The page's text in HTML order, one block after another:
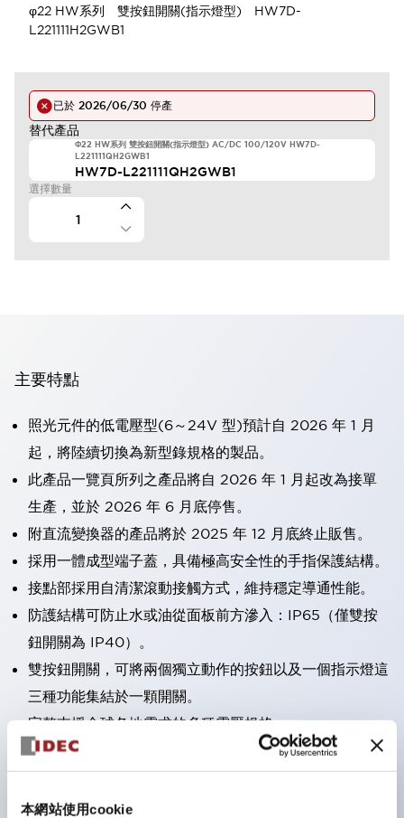
本網站使用cookie
φ22 HW系列 雙按鈕開關(指示燈型) HW7D-
L221111H2GWB1
已於 2026/06/30 停產
替代產品
Φ22 HW系列 雙按鈕開關(指示燈型) AC/DC 100/120V HW7D-
L221111QH2GWB1
HW7D-L221111QH2GWB1
選擇數量
主要特點
照光元件的低電壓型(6～24V 型)預計自 2026 年 1 月
起，將陸續切換為新型錄規格的製品。
此產品一覽頁所列之產品將自 2026 年 1 月起改為接單
生產，並於 2026 年 6 月底停售。
附直流變換器的產品將於 2025 年 12 月底終止販售。
採用一體成型端子蓋，具備極高安全性的手指保護結構。
接點部採用自清潔滾動接觸方式，維持穩定導通性能。
防護結構可防止水或油從面板前方滲入：IP65（僅雙按
鈕開關為 IP40）。
雙按鈕開關，可將兩個獨立動作的按鈕以及一個指示燈這
三種功能集結於一顆開關。
完整支援全球各地需求的多種電壓規格。
一顆 LED 燈泡即可呈現六種顏色（LSRD 燈泡）。以往
需分色管理的 LED 燈泡，如今可用單一顆燈泡呈現多種
顏色。